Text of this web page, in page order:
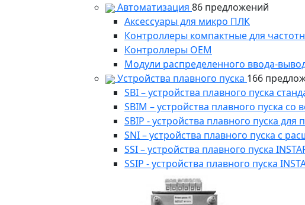
Автоматизация 86 предложений
Аксессуары для микро ПЛК
Контроллеры компактные для
Контроллеры ОЕМ
Модули распределенного ввода-
Устройства плавного пуска 166
SBI – устройства плавного пуска
SBIM – устройства плавного пуска
SBIP - устройства плавного пуска
SNI – устройства плавного пуска с
SSI – устройства плавного пуска
SSIP - устройства плавного пуска